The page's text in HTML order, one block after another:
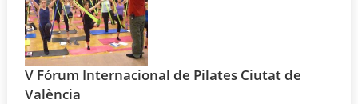
V Fórum Internacional de Pilates Ciutat de
València